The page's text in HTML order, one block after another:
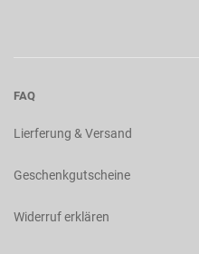
FAQ
Lierferung & Versand
Geschenkgutscheine
Widerruf erklären